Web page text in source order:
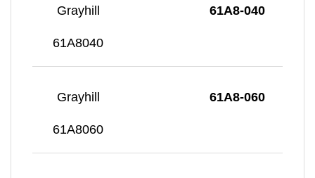
Grayhill 61A8-040
61A8040
Grayhill 61A8-060
61A8060